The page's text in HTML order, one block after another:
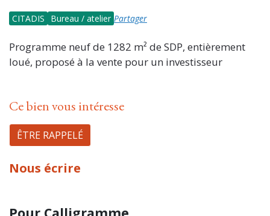
CITADIS Bureau / atelier Partager
Programme neuf de 1282 m² de SDP, entièrement
loué, proposé à la vente pour un investisseur
Ce bien vous intéresse
ÊTRE RAPPELÉ
Nous écrire